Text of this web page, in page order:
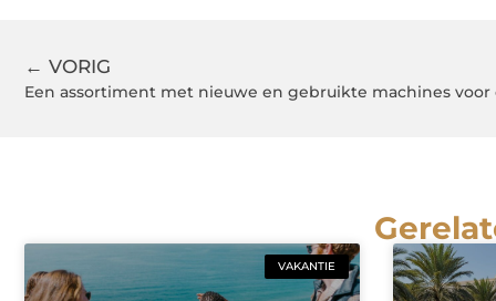
← VORIG
Een assortiment met nieuwe en gebruikte machines
VAKANTIE